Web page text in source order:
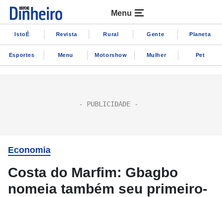
Menu
IstoÉ Revista Rural Gente Planeta
Esportes Menu Motorshow Mulher Pet
Economia
Costa do Marfim: Gbagbo
nomeia também seu primeiro-